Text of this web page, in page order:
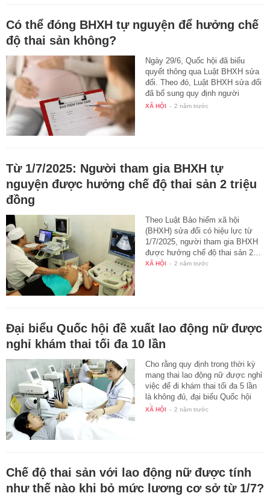
Có thể đóng BHXH tự nguyện để hưởng chế
độ thai sản không?
Ngày 29/6, Quốc hội đã biểu
quyết thông qua Luật BHXH sửa
đổi. Theo đó, Luật BHXH sửa đổi
đã bổ sung quy định người
tham…
XÃ HỘI - 2 năm trước
Từ 1/7/2025: Người tham gia BHXH tự
nguyện được hưởng chế độ thai sản 2 triệu
đồng
Theo Luật Bảo hiểm xã hội
(BHXH) sửa đổi có hiệu lực từ
1/7/2025, người tham gia BHXH
được hưởng chế độ thai sản 2…
XÃ HỘI - 2 năm trước
Đại biểu Quốc hội đề xuất lao động nữ được
nghỉ khám thai tối đa 10 lần
Cho rằng quy định trong thời kỳ
mang thai lao động nữ được nghỉ
việc để đi khám thai tối đa 5 lần
là không đủ, đại biểu Quốc hội
đề…
XÃ HỘI - 2 năm trước
Chế độ thai sản với lao động nữ được tính
như thế nào khi bỏ mức lương cơ sở từ 1/7?